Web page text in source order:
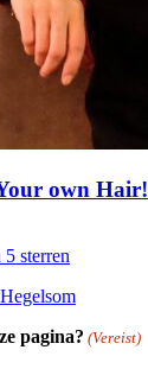
own Hair!
sterren
pagina? (Vereist)